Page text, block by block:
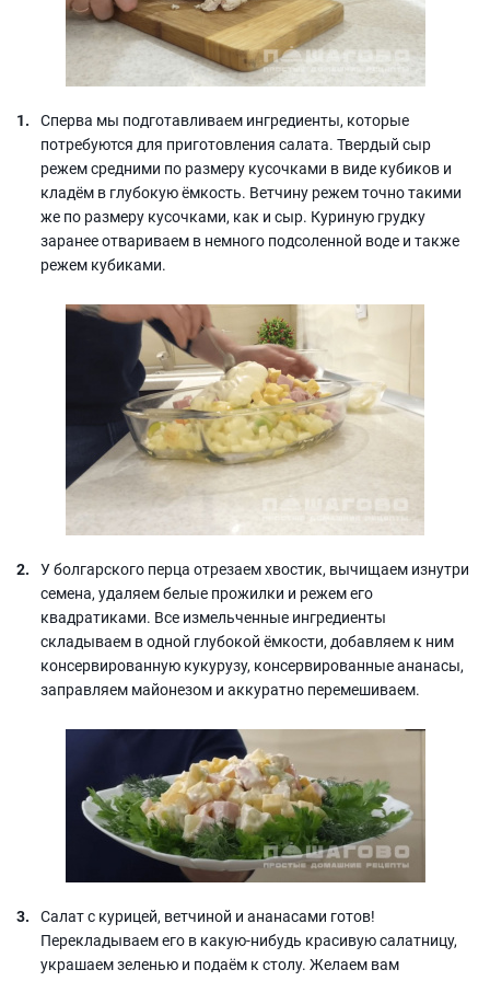
Сперва мы подготавливаем ингредиенты, которые
потребуются для приготовления салата. Твердый сыр
режем средними по размеру кусочками в виде кубиков и
кладём в глубокую ёмкость. Ветчину режем точно такими
же по размеру кусочками, как и сыр. Куриную грудку
заранее отвариваем в немного подсоленной воде и также
режем кубиками.
У болгарского перца отрезаем хвостик, вычищаем изнутри
семена, удаляем белые прожилки и режем его
квадратиками. Все измельченные ингредиенты
складываем в одной глубокой ёмкости, добавляем к ним
консервированную кукурузу, консервированные ананасы,
заправляем майонезом и аккуратно перемешиваем.
Салат с курицей, ветчиной и ананасами готов!
Перекладываем его в какую-нибудь красивую салатницу,
украшаем зеленью и подаём к столу. Желаем вам